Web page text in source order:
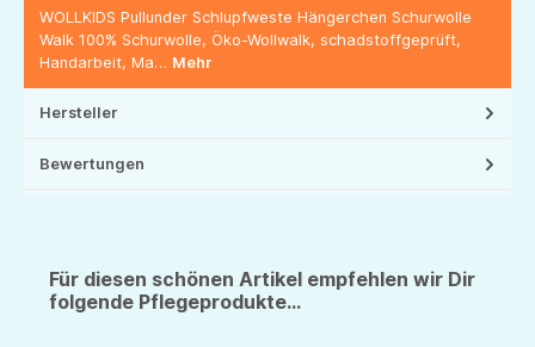
WOLLKIDS Pullunder Schlupfweste Hängerchen Schurwolle
Walk 100% Schurwolle, Öko-Wollwalk, schadstoffgeprüft,
Handarbeit, Ma… Mehr
Hersteller
Bewertungen
Für diesen schönen Artikel empfehlen wir Dir
folgende Pflegeprodukte...